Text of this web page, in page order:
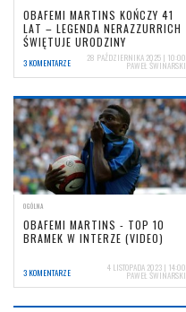
OBAFEMI MARTINS KOŃCZY 41
LAT – LEGENDA NERAZZURRICH
ŚWIĘTUJE URODZINY
3 KOMENTARZE 28 PAŹDZIERNIKA 2025 | 10:00
PAWEŁ ŚWINARSKI
OGÓLNA
OBAFEMI MARTINS - TOP 10
BRAMEK W INTERZE (VIDEO)
3 KOMENTARZE 4 LISTOPADA 2023 | 14:00
PAWEŁ ŚWINARSKI